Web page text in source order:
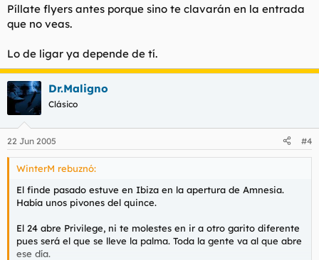
Píllate flyers antes porque sino te clavarán en la entrada
que no veas.
Lo de ligar ya depende de tí.
Dr.Maligno
Clásico
22 Jun 2005 #4
WinterM rebuznó:
El finde pasado estuve en Ibiza en la apertura de Amnesia.
Había unos pivones del quince.
El 24 abre Privilege, ni te molestes en ir a otro garito diferente
pues será el que se lleve la palma. Toda la gente va al que abre
ese día.